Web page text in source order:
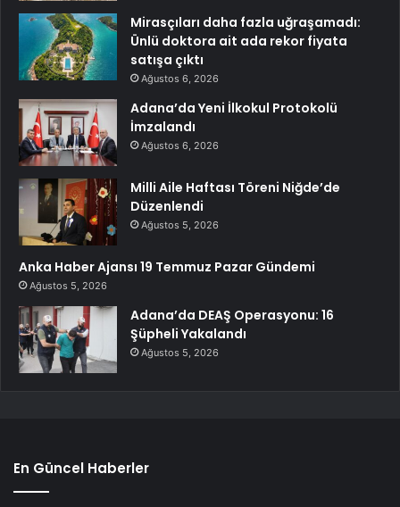
Mirasçıları daha fazla uğraşamadı:
Ünlü doktora ait ada rekor fiyata
satışa çıktı
Ağustos 6, 2026
Adana’da Yeni İlkokul Protokolü
İmzalandı
Ağustos 6, 2026
Milli Aile Haftası Töreni Niğde’de
Düzenlendi
Ağustos 5, 2026
Anka Haber Ajansı 19 Temmuz Pazar Gündemi
Ağustos 5, 2026
Adana’da DEAŞ Operasyonu: 16
Şüpheli Yakalandı
Ağustos 5, 2026
En Güncel Haberler